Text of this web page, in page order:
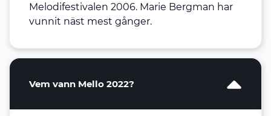
Melodifestivalen 2006. Marie Bergman har
vunnit näst mest gånger.
Vem vann Mello 2022?